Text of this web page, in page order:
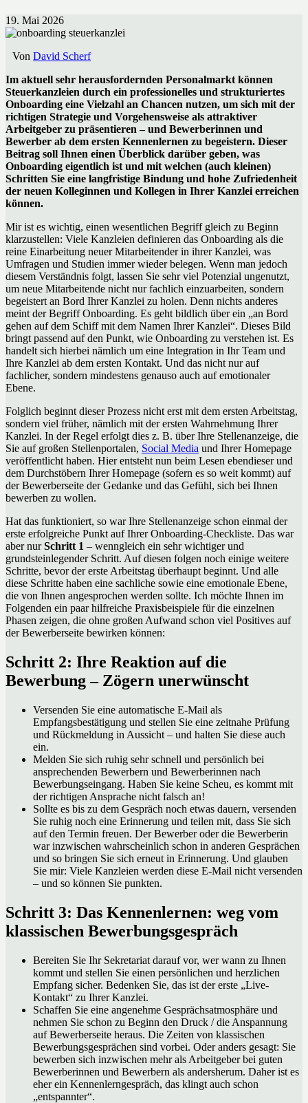
19. Mai 2026
Von David Scherf
Im aktuell sehr herausfordernden Personalmarkt können
Steuerkanzleien durch ein professionelles und strukturiertes
Onboarding eine Vielzahl an Chancen nutzen, um sich mit der
richtigen Strategie und Vorgehensweise als attraktiver
Arbeitgeber zu präsentieren – und Bewerberinnen und
Bewerber ab dem ersten Kennenlernen zu begeistern. Dieser
Beitrag soll Ihnen einen Überblick darüber geben, was
Onboarding eigentlich ist und mit welchen (auch kleinen)
Schritten Sie eine langfristige Bindung und hohe Zufriedenheit
der neuen Kolleginnen und Kollegen in Ihrer Kanzlei erreichen
können.
Mir ist es wichtig, einen wesentlichen Begriff gleich zu Beginn
klarzustellen: Viele Kanzleien definieren das Onboarding als die
reine Einarbeitung neuer Mitarbeitender in ihrer Kanzlei, was
Umfragen und Studien immer wieder belegen. Wenn man jedoch
diesem Verständnis folgt, lassen Sie sehr viel Potenzial ungenutzt,
um neue Mitarbeitende nicht nur fachlich einzuarbeiten, sondern
begeistert an Bord Ihrer Kanzlei zu holen. Denn nichts anderes
meint der Begriff Onboarding. Es geht bildlich über ein „an Bord
gehen auf dem Schiff mit dem Namen Ihrer Kanzlei“. Dieses Bild
bringt passend auf den Punkt, wie Onboarding zu verstehen ist. Es
handelt sich hierbei nämlich um eine Integration in Ihr Team und
Ihre Kanzlei ab dem ersten Kontakt. Und das nicht nur auf
fachlicher, sondern mindestens genauso auch auf emotionaler
Ebene.
Folglich beginnt dieser Prozess nicht erst mit dem ersten Arbeitstag,
sondern viel früher, nämlich mit der ersten Wahrnehmung Ihrer
Kanzlei. In der Regel erfolgt dies z. B. über Ihre Stellenanzeige, die
Sie auf großen Stellenportalen, Social Media und Ihrer Homepage
veröffentlicht haben. Hier entsteht nun beim Lesen ebendieser und
dem Durchstöbern Ihrer Homepage (sofern es so weit kommt) auf
der Bewerberseite der Gedanke und das Gefühl, sich bei Ihnen
bewerben zu wollen.
Hat das funktioniert, so war Ihre Stellenanzeige schon einmal der
erste erfolgreiche Punkt auf Ihrer Onboarding-Checkliste. Das war
aber nurSchritt 1 – wenngleich ein sehr wichtiger und
grundsteinlegender Schritt. Auf diesen folgen noch einige weitere
Schritte, bevor der erste Arbeitstag überhaupt beginnt. Und alle
diese Schritte haben eine sachliche sowie eine emotionale Ebene,
die von Ihnen angesprochen werden sollte. Ich möchte Ihnen im
Folgenden ein paar hilfreiche Praxisbeispiele für die einzelnen
Phasen zeigen, die ohne großen Aufwand schon viel Positives auf
der Bewerberseite bewirken können:
Schritt 2: Ihre Reaktion auf die
Bewerbung – Zögern unerwünscht
Versenden Sie eine automatische E-Mail als
Empfangsbestätigung und stellen Sie eine zeitnahe Prüfung
und Rückmeldung in Aussicht – und halten Sie diese auch
ein.
Melden Sie sich ruhig sehr schnell und persönlich bei
ansprechenden Bewerbern und Bewerberinnen nach
Bewerbungseingang. Haben Sie keine Scheu, es kommt mit
der richtigen Ansprache nicht falsch an!
Sollte es bis zu dem Gespräch noch etwas dauern, versenden
Sie ruhig noch eine Erinnerung und teilen mit, dass Sie sich
auf den Termin freuen. Der Bewerber oder die Bewerberin
war inzwischen wahrscheinlich schon in anderen Gesprächen
und so bringen Sie sich erneut in Erinnerung. Und glauben
Sie mir: Viele Kanzleien werden diese E-Mail nicht versenden
– und so können Sie punkten.
Schritt 3: Das Kennenlernen: weg vom
klassischen Bewerbungsgespräch
Bereiten Sie Ihr Sekretariat darauf vor, wer wann zu Ihnen
kommt und stellen Sie einen persönlichen und herzlichen
Empfang sicher. Bedenken Sie, das ist der erste „Live-
Kontakt“ zu Ihrer Kanzlei.
Schaffen Sie eine angenehme Gesprächsatmosphäre und
nehmen Sie schon zu Beginn den Druck / die Anspannung
auf Bewerberseite heraus. Die Zeiten von klassischen
Bewerbungsgesprächen sind vorbei. Oder anders gesagt: Sie
bewerben sich inzwischen mehr als Arbeitgeber bei guten
Bewerberinnen und Bewerbern als andersherum. Daher ist es
eher ein Kennenlerngespräch, das klingt auch schon
„entspannter“.